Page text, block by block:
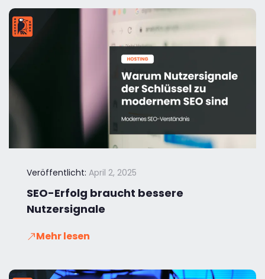
Veröffentlicht: April 2, 2025
SEO-Erfolg braucht bessere
Nutzersignale
Mehr lesen